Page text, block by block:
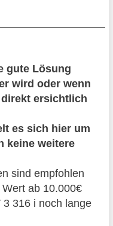
gute Lösung
wird oder wenn
ersichtlich
es sich hier um
keine weitere
sind empfohlen
ab 10.000€
316 i noch lange